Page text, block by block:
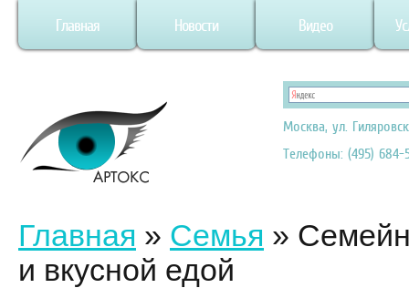
Главная Новости Видео
Москва, ул.
Телефоны: (495) 684-
Главная » Семья »
и вкусной едой